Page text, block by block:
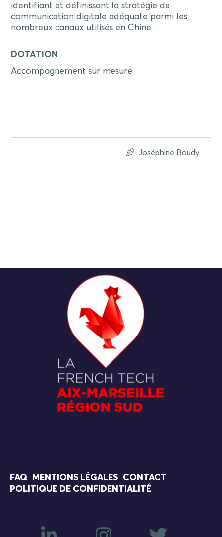
identifiant et définissant la stratégie de
communication digitale adéquate parmi les
nombreux canaux utilisés en Chine.
DOTATION
Accompagnement sur mesure
Joséphine Boudy
FAQ MENTIONS LÉGALES
CONTACT
POLITIQUE DE CONFIDENTIALITÉ